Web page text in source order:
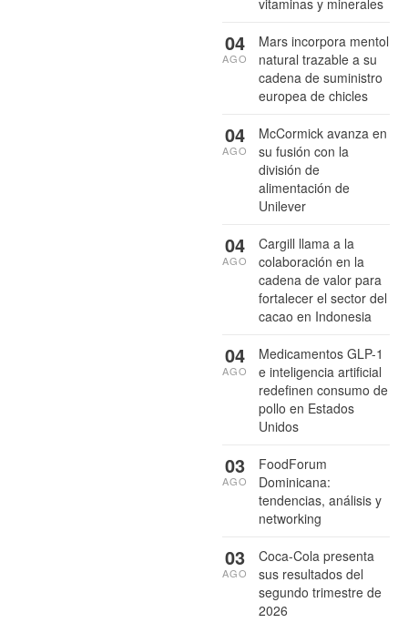
vitaminas y minerales
Mars incorpora mentol
natural trazable a su
cadena de suministro
europea de chicles
04
AGO
McCormick avanza en
su fusión con la
división de
alimentación de
Unilever
04
AGO
Cargill llama a la
colaboración en la
cadena de valor para
fortalecer el sector del
cacao en Indonesia
04
AGO
Medicamentos GLP-1
e inteligencia artificial
redefinen consumo de
pollo en Estados
Unidos
04
AGO
FoodForum
Dominicana:
tendencias, análisis y
networking
03
AGO
Coca-Cola presenta
sus resultados del
segundo trimestre de
2026
03
AGO